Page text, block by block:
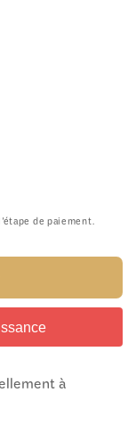
de paiement.
à